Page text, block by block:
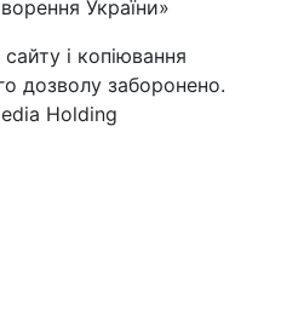
України»
і копіювання
дозволу заборонено.
Holding